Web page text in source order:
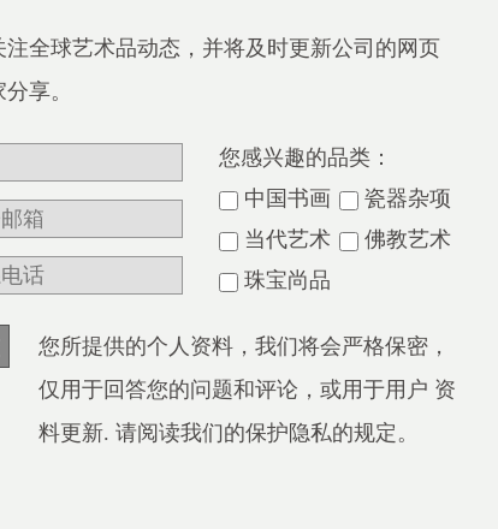
注全球艺术品动态，并将及时更新公司的网页
享。
您感兴趣的品类：
中国书画
瓷器杂项
当代艺术
佛教艺术
珠宝尚品
您所提供的个人资料，我们将会严格保密，
仅用于回答您的问题和评论，或用于用户 资
料更新. 请阅读我们的保护隐私的规定。